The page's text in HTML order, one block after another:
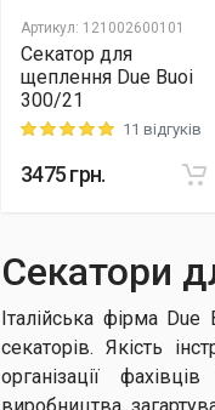
Артикул: 121002600101
Секатор для
щеплення Due Buoi
300/21
Rating: 5 out of 511 відгуків
3475грн.
Секатори
Італійська фірма
секаторів. Якість
організації
виробництва,